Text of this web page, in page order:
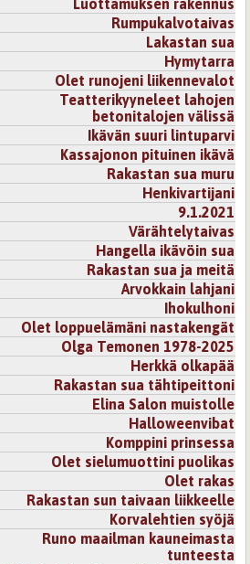
Luottamuksen rakennus
Rumpukalvotaivas
Lakastan sua
Hymytarra
Olet runojeni liikennevalot
Teatterikyyneleet lahojen
betonitalojen välissä
Ikävän suuri lintuparvi
Kassajonon pituinen ikävä
Rakastan sua muru
Henkivartijani
9.1.2021
Värähtelytaivas
Hangella ikävöin sua
Rakastan sua ja meitä
Arvokkain lahjani
Ihokulhoni
Olet loppuelämäni nastakengät
Olga Temonen 1978-2025
Herkkä olkapää
Rakastan sua tähtipeittoni
Elina Salon muistolle
Halloweenvibat
Komppini prinsessa
Olet sielumuottini puolikas
Olet rakas
Rakastan sun taivaan liikkeelle
Korvalehtien syöjä
Runo maailman kauneimasta
tunteesta